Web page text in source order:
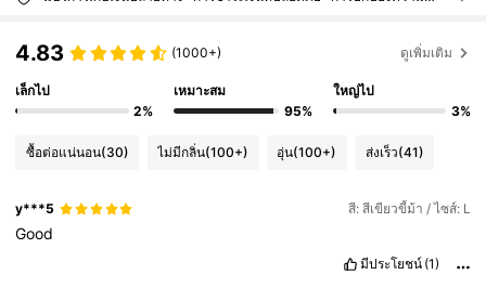
4.83 (1000+) ดูเพิ่มเติม
เล็กไป
2%
เหมาะสม
95%
ใหญ่ไป
3%
ซื้อต่อแน่นอน(30) ไม่มีกลิ่น(100+) อุ่น(100+) ส่งเร็ว(41)
y***5 สี: สีเขียวขี้ม้า / ไซส์: L
Good
มีประโยชน์ (1)